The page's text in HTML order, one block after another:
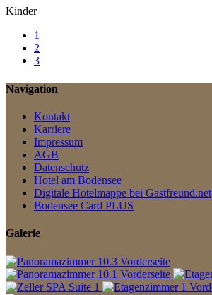
Kinder
1
2
3
Navigation
Kontakt
Karriere
Impressum
AGB
Datenschutz
Hotel am Bodensee
Digitale Hotelmappe bei Gastfreund.net
Bodensee Card PLUS
Galerie